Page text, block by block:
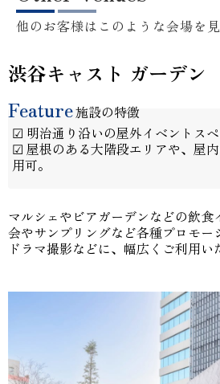
他のお客様はこのような会場を
渋谷キャスト ガーデン
Feature施設の特徴
☑ 明治通り沿いの屋外イベントスペ
☑ 屋根のある大階段エリアや、屋
用可。
マルシェやビアガーデンなどの飲
会やサンプリングなど各種プロモー
ドラマ撮影などに、幅広くご利用い